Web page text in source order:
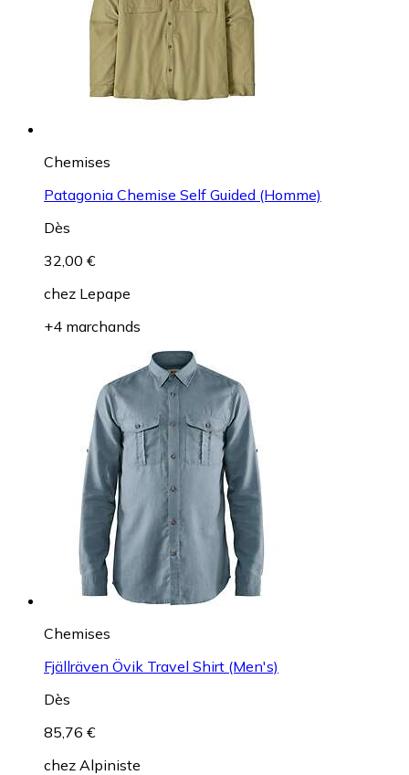
Chemises
Patagonia Chemise Self Guided (Homme)
Dès
32,00 €
chez Lepape
+4 marchands
Chemises
Fjällräven Övik Travel Shirt (Men's)
Dès
85,76 €
chez Alpiniste